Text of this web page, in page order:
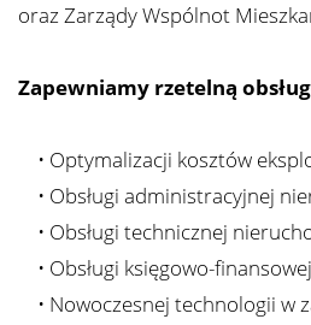
oraz Zarządy Wspólnot
Zapewniamy rzetelną
• Optymalizacji kosztów
• Obsługi administracyjnej
• Obsługi technicznej
• Obsługi księgowo-
• Nowoczesnej technologii w